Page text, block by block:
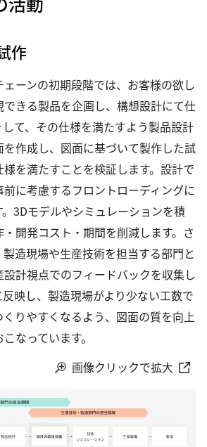
作
ーンの初期段階では、お客様の欲し
きる製品を企画し、構想設計にて仕
て、その仕様を満たすよう製品設計
作成し、図面に基づいて製作した試
を満たすことを検証します。設計で
に考慮するフロントローディングに
3Dモデルやシミュレーションを積
開発コスト・期間を削減します。さ
造現場や生産技術を担当する部門と
計視点でのフィードバックを収集し
映し、製造現場がより少ない工数で
りやすくなるよう、図面の質を向上
なっています。
画像クリックで拡大